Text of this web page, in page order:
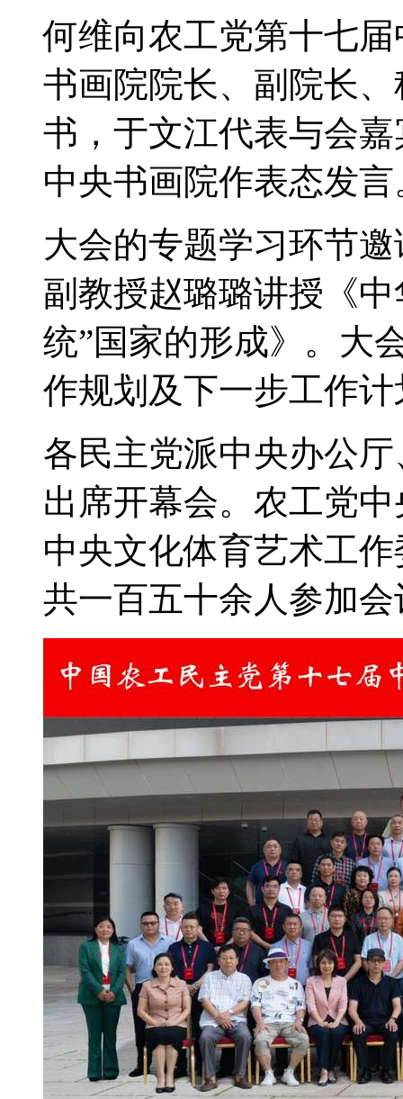
何维向农工党第十七
书画院院长、副院长
书，于文江代表与会
中央书画院作表态发言
大会的专题学习环节
副教授赵璐璐讲授《
统”国家的形成》。大
作规划及下一步工作
各民主党派中央办公
出席开幕会。农工党
中央文化体育艺术工
共一百五十余人参加会